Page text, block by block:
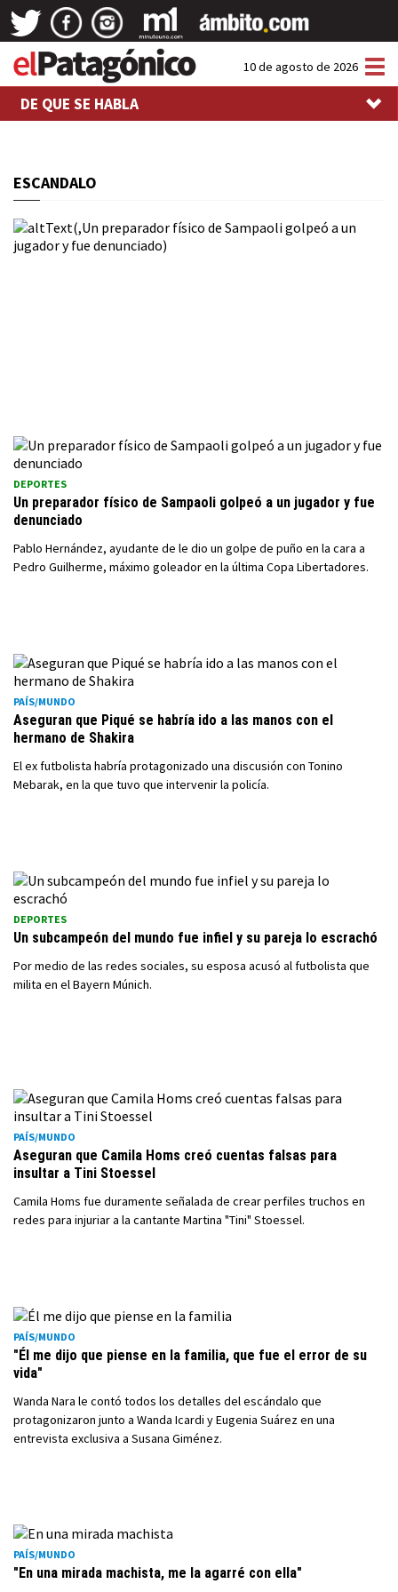
10 de agosto de 2026
DE QUE SE HABLA
ESCANDALO
DEPORTES
Un preparador físico de Sampaoli golpeó a un jugador y fue
denunciado
Pablo Hernández, ayudante de le dio un golpe de puño en la cara a
Pedro Guilherme, máximo goleador en la última Copa Libertadores.
PAÍS/MUNDO
Aseguran que Piqué se habría ido a las manos con el
hermano de Shakira
El ex futbolista habría protagonizado una discusión con Tonino
Mebarak, en la que tuvo que intervenir la policía.
DEPORTES
Un subcampeón del mundo fue infiel y su pareja lo escrachó
Por medio de las redes sociales, su esposa acusó al futbolista que
milita en el Bayern Múnich.
PAÍS/MUNDO
Aseguran que Camila Homs creó cuentas falsas para
insultar a Tini Stoessel
Camila Homs fue duramente señalada de crear perfiles truchos en
redes para injuriar a la cantante Martina "Tini" Stoessel.
PAÍS/MUNDO
"Él me dijo que piense en la familia, que fue el error de su
vida"
Wanda Nara le contó todos los detalles del escándalo que
protagonizaron junto a Wanda Icardi y Eugenia Suárez en una
entrevista exclusiva a Susana Giménez.
PAÍS/MUNDO
"En una mirada machista, me la agarré con ella"